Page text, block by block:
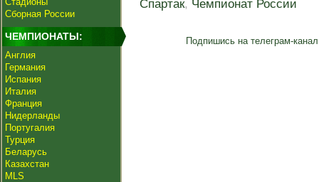
Сборная России
ЧЕМПИОНАТЫ:
Англия
Германия
Испания
Италия
Франция
Нидерланды
Португалия
Турция
Беларусь
Казахстан
MLS
Спартак, Чемпионат России
Подпишись на телеграм-